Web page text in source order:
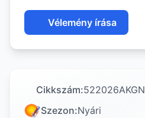
Vélemény írása
Cikkszám:522026AKGN
Szezon:Nyári